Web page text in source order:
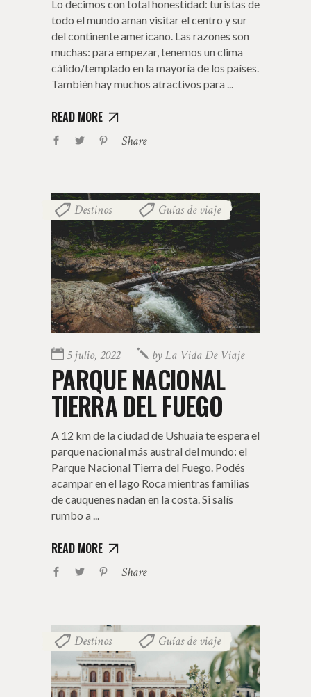
Lo decimos con total honestidad: turistas de
todo el mundo aman visitar el centro y sur
del continente americano. Las razones son
muchas: para empezar, tenemos un clima
cálido/templado en la mayoría de los países.
También hay muchos atractivos para
READ MORE
Share
Destinos Guías de viaje
5 julio, 2022 byLa Vida De Viaje
PARQUE NACIONAL
TIERRA DEL FUEGO
A 12 km de la ciudad de Ushuaia te espera el
parque nacional más austral del mundo: el
Parque Nacional Tierra del Fuego. Podés
acampar en el lago Roca mientras familias
de cauquenes nadan en la costa. Si salís
rumbo a
READ MORE
Share
Destinos Guías de viaje